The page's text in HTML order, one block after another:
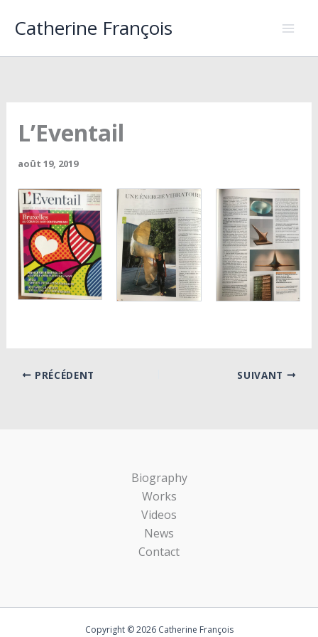
Catherine François
L’Eventail
août 19, 2019
PRÉCÉDENT SUIVANT
Biography
Works
Videos
News
Contact
Copyright © 2026 Catherine François